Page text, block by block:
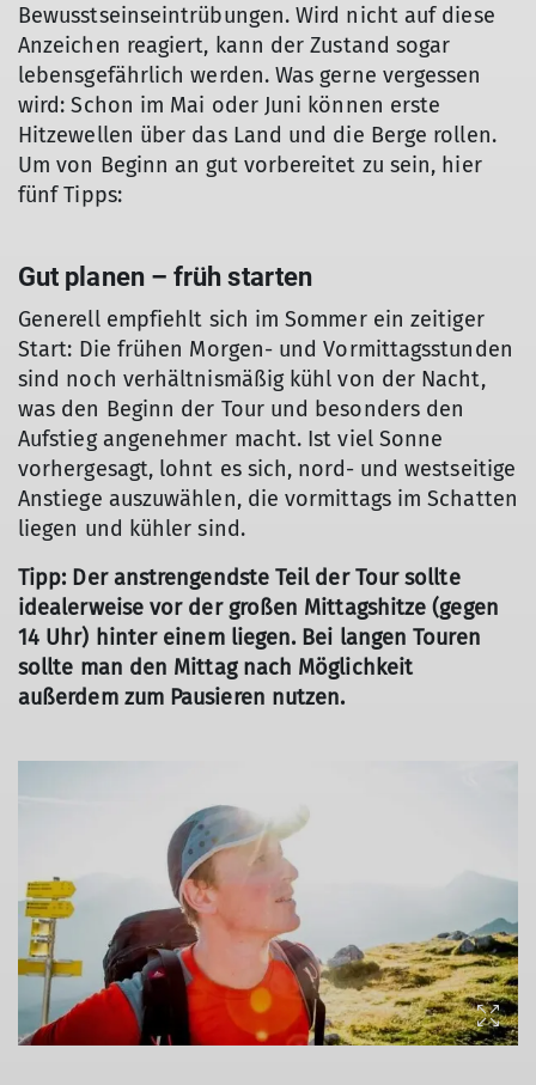
Bewusstseinseintrübungen. Wird nicht auf diese
Anzeichen reagiert, kann der Zustand sogar
lebensgefährlich werden. Was gerne vergessen
wird: Schon im Mai oder Juni können erste
Hitzewellen über das Land und die Berge rollen.
Um von Beginn an gut vorbereitet zu sein, hier
fünf Tipps:
Gut planen – früh starten
Generell empfiehlt sich im Sommer ein zeitiger
Start: Die frühen Morgen- und Vormittagsstunden
sind noch verhältnismäßig kühl von der Nacht,
was den Beginn der Tour und besonders den
Aufstieg angenehmer macht. Ist viel Sonne
vorhergesagt, lohnt es sich, nord- und westseitige
Anstiege auszuwählen, die vormittags im Schatten
liegen und kühler sind.
Tipp: Der anstrengendste Teil der Tour sollte
idealerweise vor der großen Mittagshitze (gegen
14 Uhr) hinter einem liegen. Bei langen Touren
sollte man den Mittag nach Möglichkeit
außerdem zum Pausieren nutzen.